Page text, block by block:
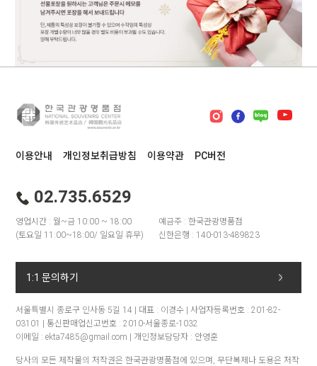
이용안내 개인정보취급방침 이용약관 PC버전
02.735.6529
영업시간 : 월~금 10:00 ~ 18:00
(토요일 11:00~18:00/ 일요일 휴무)
예금주 : 한국관광명품점
신한은행 : 140-013-489823
1:1 문의하기
서울특별시 종로구 인사동 5길 14 | 대표 : 이경수 | 사업자등록번호 : 201-82-
03101 | 통신판매업신고번호 : 2010-서울종로-1032
이메일 : ekta7485@gmail.com | 개인정보담당자 : 안영훈
당사의 모든 제작물의 저작권은 한국관광명품점에 있으며, 무단복제나 도용은 저작